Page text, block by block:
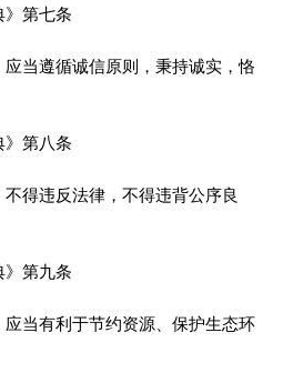
》第七条
当遵循诚信原则，秉持诚实，恪
》第八条
得违反法律，不得违背公序良
》第九条
当有利于节约资源、保护生态环